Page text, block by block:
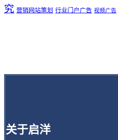
究 营销网站策划 行业门户广告 视频广告
关于启洋